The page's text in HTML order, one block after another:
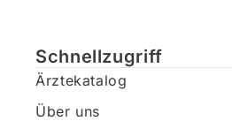
Schnellzugriff
Ärztekatalog
Über uns